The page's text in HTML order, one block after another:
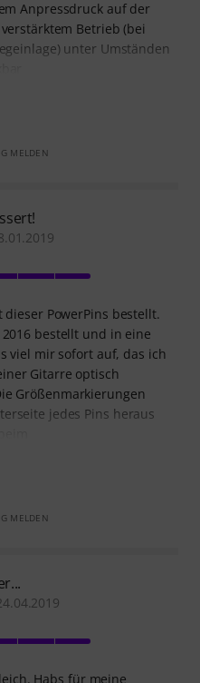
Anpressdruck auf der
Betrieb (bei
unter Umständen
MELDEN
PowerPins bestellt.
bestellt und in eine
viel mir sofort auf, das ich
Gitarre optisch
Größenmarkierungen
jedes Pins heraus
MELDEN
Habs für meine